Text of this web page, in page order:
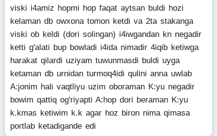
viski i4amiz hopmi hop faqat aytsan buldi hozi
kelaman db owxona tomon ketdi va 2ta stakanga
viski ob keldi (dori solingan) i4iwgandan kn negadir
ketti g'alati bup bowladi i4ida nimadir 4iqib ketiwga
harakat qilardi uziyam tuwunmasdi buldi uyga
ketaman db urnidan turmoq4idi qulini anna uwlab
A:jonim hali vaqtliyu uzim oboraman K:yu negadir
bowim qattiq og'riyapti A:hop dori beraman K:yu
k.kmas ketiwim k.k agar hoz biron nima qimasa
portlab ketadigande edi